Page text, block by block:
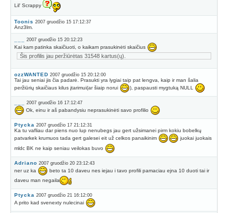
Lil' Scrappy
Toonis 2007 gruodžio 15 17:12:37
Anz3lm.
2007 gruodžio 15 20:12:23
Kai kam patinka skaičiuoti, o kaikam prasukinėti skaičius
Šis profilis jau peržiūrėtas 31548 kartus(ų).
ozzWANTED 2007 gruodžio 15 20:12:00
Tai jau seniai jis čia padarė. Prasukti yra lygiai taip pat lengva, kaip ir man šalia
peržiūrių skaičiaus kilus įtarimui(ar šiaip norui
), paspausti mygtuką NULL
2007 gruodžio 16 17:12:47
Ok, einu ir aš pabandysiu neprasukinėti savo profilio
Ptycka 2007 gruodžio 17 21:12:31
Ka tu vafliau dar piens nuo lup nenubegs jau gert užsimanei pirm kokiu bobelkų
patvarkek krumuos tada gert galesei eit už celkos panaikinim
juokai juokais
mldc BK ne kaip seniau veilokas buvo
Adriano 2007 gruodžio 20 23:12:43
ner uz ka
beto ta 10 daveu nes iejau i tavo profili pamaciau ejna 10 duoti tai ir
daveu man negaila
Ptycka 2007 gruodžio 21 16:12:00
A prito kad svenexty nulecinai